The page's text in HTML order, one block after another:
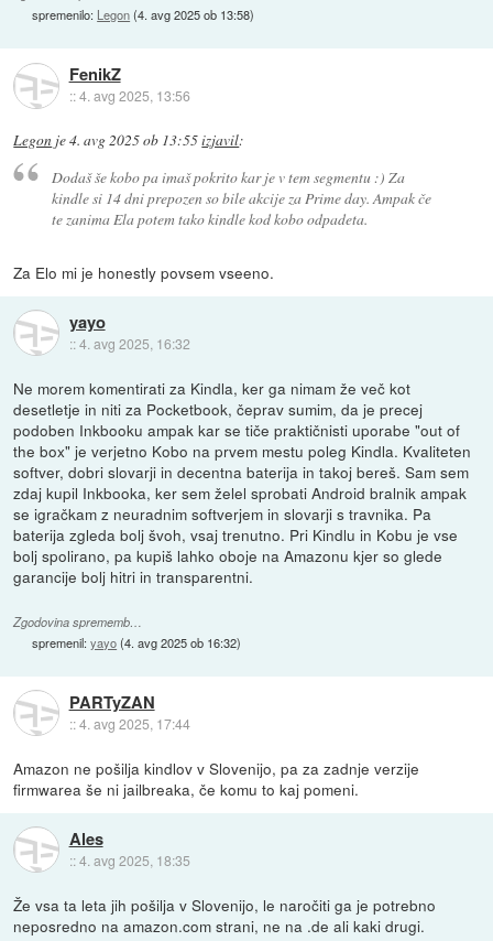
spremenilo: Legon(4. avg 2025 ob 13:58)
FenikZ
::4. avg 2025, 13:56
Legon je4. avg 2025 ob 13:55izjavil:
Dodaš še kobo pa imaš pokrito kar je v tem segmentu :) Za
kindle si 14 dni prepozen so bile akcije za Prime day. Ampak če
te zanima Ela potem tako kindle kod kobo odpadeta.
Za Elo mi je honestly povsem vseeno.
yayo
::4. avg 2025, 16:32
Ne morem komentirati za Kindla, ker ga nimam že več kot
desetletje in niti za Pocketbook, čeprav sumim, da je precej
podoben Inkbooku ampak kar se tiče praktičnisti uporabe "out of
the box" je verjetno Kobo na prvem mestu poleg Kindla. Kvaliteten
softver, dobri slovarji in decentna baterija in takoj bereš. Sam sem
zdaj kupil Inkbooka, ker sem želel sprobati Android bralnik ampak
se igračkam z neuradnim softverjem in slovarji s travnika. Pa
baterija zgleda bolj švoh, vsaj trenutno. Pri Kindlu in Kobu je vse
bolj spolirano, pa kupiš lahko oboje na Amazonu kjer so glede
garancije bolj hitri in transparentni.
Zgodovina sprememb…
spremenil:yayo(4. avg 2025 ob 16:32)
PARTyZAN
::4. avg 2025, 17:44
Amazon ne pošilja kindlov v Slovenijo, pa za zadnje verzije
firmwarea še ni jailbreaka, če komu to kaj pomeni.
Ales
::4. avg 2025, 18:35
Že vsa ta leta jih pošilja v Slovenijo, le naročiti ga je potrebno
neposredno na amazon.com strani, ne na .de ali kaki drugi.